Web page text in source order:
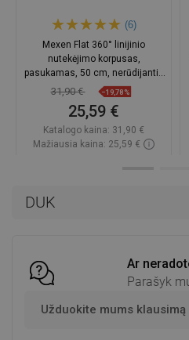
DUK
Ar
Parašyk
Užduokite mums klausimą
(6)
Mexen Flat 360° linijinio
nutekėjimo korpusas,
pasukamas, 50 cm, nerūdijantis
plienas - 1040050
31,90 € −19,78%
25,59 €
Katalogo kaina: 31,90 €
Mažiausia kaina: 25,59 €